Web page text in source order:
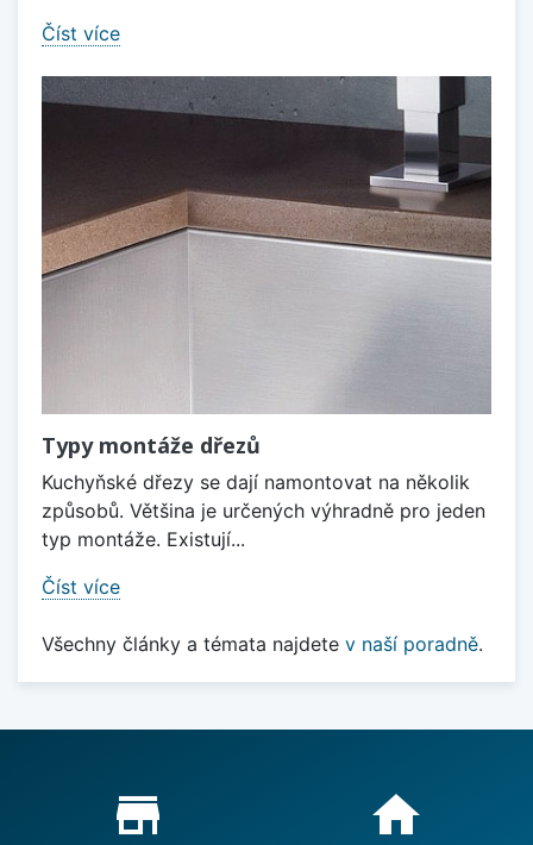
Číst více
Typy montáže dřezů
Kuchyňské dřezy se dají namontovat na několik
způsobů. Většina je určených výhradně pro jeden
typ montáže. Existují...
Číst více
Všechny články a témata najdete v naší poradně.
Proč nakupovat u nás?
store_mall_directory home